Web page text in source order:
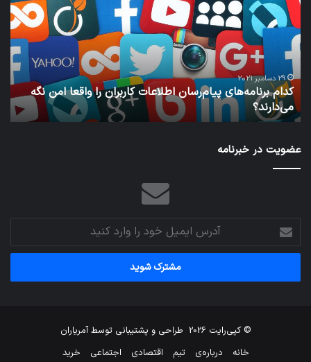
پیام‌رسان
اطلاعات
کاربران
را
واقعا
امن
نگه
می‌دارند؟
29 دسامبر 2021
کدام برنامه‌های پیام‌رسان اطلاعات کاربران را واقعا امن نگه
می‌دارند؟
اپل
عضویت در خبرنامه
آدرس
ایمیل
خود
وارد
© کپی‌رایت 2026 طراحی و پشتیبانی توسطآمریاران
خانه
درباره‌ی تیم اقتصادی اجتماعی خرید